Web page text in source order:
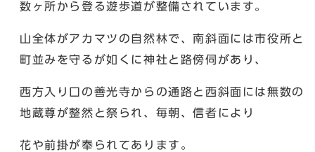
数ヶ所から登る遊歩道が整備されています。
山全体がアカマツの自然林で、南斜面には市役所と
町並みを守るが如くに神社と路傍伺があり、
西方入り口の善光寺からの通路と西斜面には無数の
地蔵尊が整然と祭られ、毎朝、信者により
花や前掛が奉られてあります。